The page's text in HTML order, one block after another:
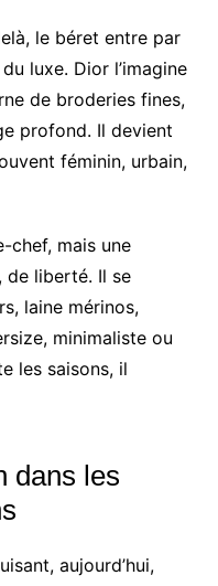
le béret entre par
luxe. Dior l’imagine
de broderies fines,
profond. Il devient
féminin, urbain,
chef, mais une
de liberté. Il se
laine mérinos,
minimaliste ou
les saisons, il
dans les
aujourd’hui,